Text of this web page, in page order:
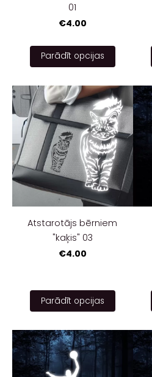
01
€4.00
Parādīt opcijas
Atstarotājs bērniem
"kaķis" 03
€4.00
Parādīt opcijas